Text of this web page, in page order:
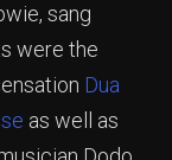
sang
were the
Dua
as well as